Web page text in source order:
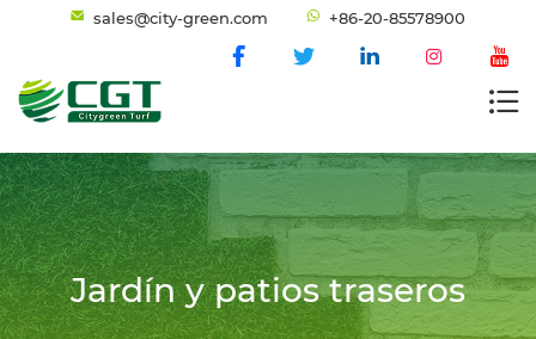
sales@city-green.com +86-20-85578900
Jardín y patios traseros